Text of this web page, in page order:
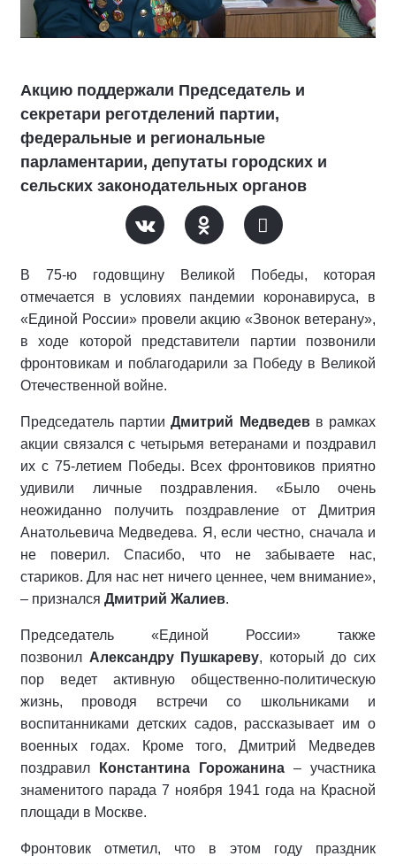
Акцию поддержали Председатель и
секретари реготделений партии,
федеральные и региональные
парламентарии, депутаты городских и
сельских законодательных органов
В 75-ю годовщину Великой Победы, которая
отмечается в условиях пандемии коронавируса, в
«Единой России» провели акцию «Звонок ветерану»,
в ходе которой представители партии позвонили
фронтовикам и поблагодарили за Победу в Великой
Отечественной войне.
Председатель партииДмитрий Медведевв рамках
акции связался с четырьмя ветеранами и поздравил
их с 75-летием Победы. Всех фронтовиков приятно
удивили личные поздравления. «Было очень
неожиданно получить поздравление от Дмитрия
Анатольевича Медведева. Я, если честно, сначала и
не поверил. Спасибо, что не забываете нас,
стариков. Для нас нет ничего ценнее, чем внимание»,
– признался Дмитрий Жалиев.
Председатель «Единой России» также
позвонил Александру Пушкареву, который до сих
пор ведет активную общественно-политическую
жизнь, проводя встречи со школьниками и
воспитанниками детских садов, рассказывает им о
военных годах. Кроме того, Дмитрий Медведев
поздравил
Константина Горожанина – участника
знаменитого парада 7 ноября 1941 года на Красной
площади в Москве.
Фронтовик отметил, что в этом году праздник